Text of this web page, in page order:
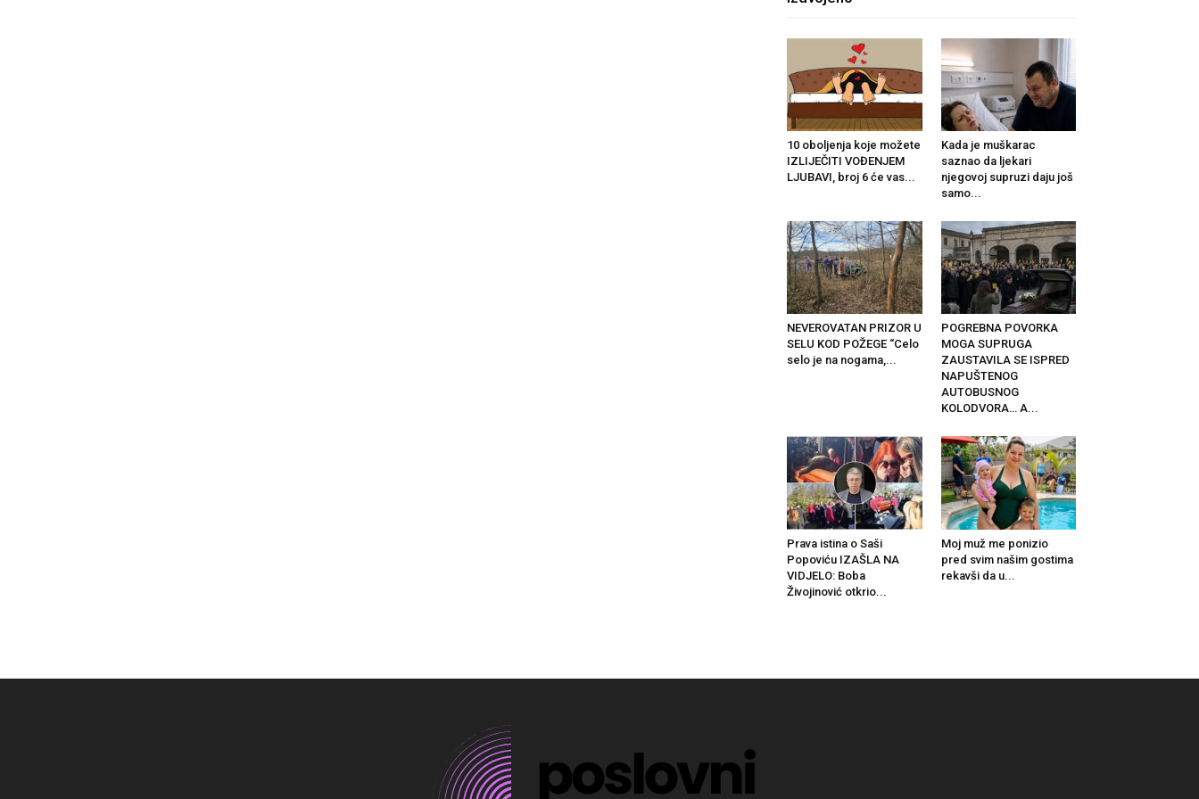
10 oboljenja koje možete
IZLIJEČITI VOĐENJEM
LJUBAVI, broj 6 će vas...
Kada je muškarac
saznao da ljekari
njegovoj supruzi daju još
samo...
NEVEROVATAN PRIZOR U
SELU KOD POŽEGE “Celo
selo je na nogama,...
POGREBNA POVORKA
MOGA SUPRUGA
ZAUSTAVILA SE ISPRED
NAPUŠTENOG
AUTOBUSNOG
KOLODVORA… A...
Prava istina o Saši
Popoviću IZAŠLA NA
VIDJELO: Boba
Živojinović otkrio...
Moj muž me ponizio
pred svim našim gostima
rekavši da u...